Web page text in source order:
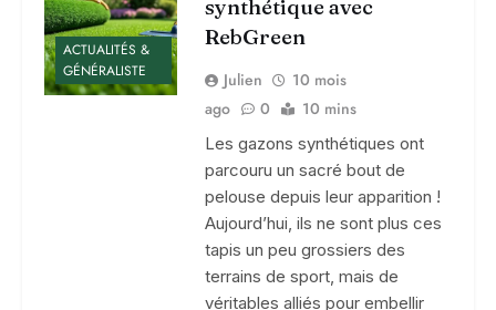
ACTUALITÉS &
GÉNÉRALISTE
synthétique avec
RebGreen
Julien
10 mois
ago
0 10 mins
Les gazons synthétiques ont
parcouru un sacré bout de
pelouse depuis leur apparition !
Aujourd’hui, ils ne sont plus ces
tapis un peu grossiers des
terrains de sport, mais de
véritables alliés pour embellir